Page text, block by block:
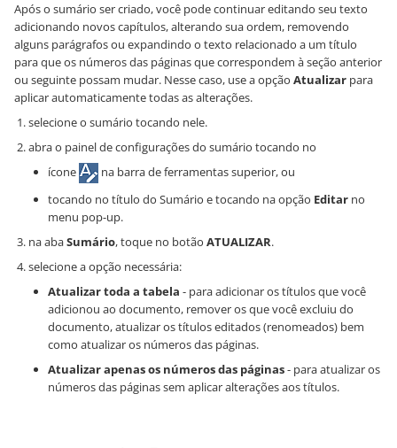
Após o sumário ser criado, você pode continuar editando seu texto
adicionando novos capítulos, alterando sua ordem, removendo
alguns parágrafos ou expandindo o texto relacionado a um título
para que os números das páginas que correspondem à seção anterior
ou seguinte possam mudar. Nesse caso, use a opção Atualizar para
aplicar automaticamente todas as alterações.
selecione o sumário tocando nele.
abra o painel de configurações do sumário tocando no
ícone
na barra de ferramentas superior, ou
tocando no título do Sumário e tocando na opção Editar no
menu pop-up.
na abaSumário, toque no botão ATUALIZAR.
selecione a opção necessária:
Atualizar toda a tabela - para adicionar os títulos que você
adicionou ao documento, remover os que você excluiu do
documento, atualizar os títulos editados (renomeados) bem
como atualizar os números das páginas.
Atualizar apenas os números das páginas- para atualizar os
números das páginas sem aplicar alterações aos títulos.